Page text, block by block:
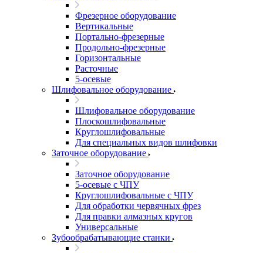
Фрезерное оборудование
Вертикальные
Портально-фрезерные
Продольно-фрезерные
Горизонтальные
Расточные
5-осевые
Шлифовальное оборудование
Шлифовальное оборудование
Плоскошлифовальные
Круглошлифовальные
Для специальных видов шлифовки
Заточное оборудование
Заточное оборудование
5-осевые с ЧПУ
Круглошлифовальные с ЧПУ
Для обработки червячных фрез
Для правки алмазных кругов
Универсальные
Зубообрабатывающие станки